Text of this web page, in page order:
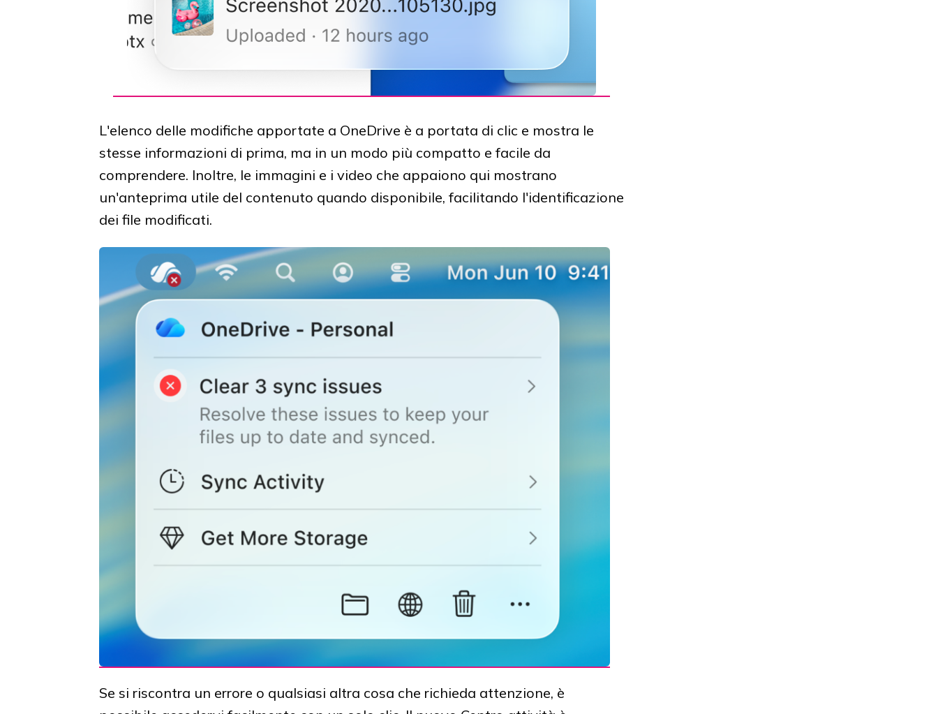
L'elenco delle modifiche apportate a OneDrive è a portata di clic e mostra le
stesse informazioni di prima, ma in un modo più compatto e facile da
comprendere. Inoltre, le immagini e i video che appaiono qui mostrano
un'anteprima utile del contenuto quando disponibile, facilitando l'identificazione
dei file modificati.
Se si riscontra un errore o qualsiasi altra cosa che richieda attenzione, è